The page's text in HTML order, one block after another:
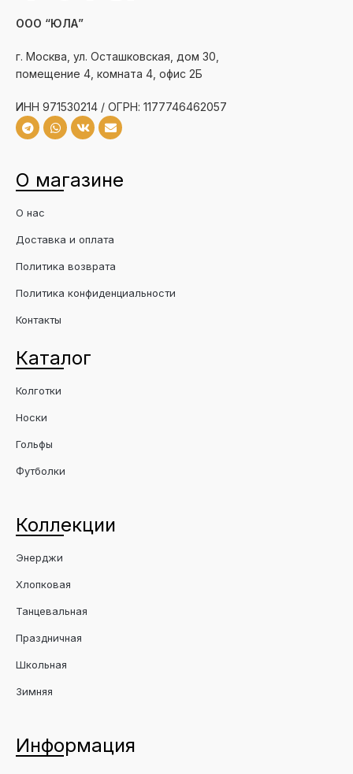
ООО “ЮЛА”
г. Москва, ул. Осташковская, дом 30,
помещение 4, комната 4, офис 2Б
ИНН 971530214 / ОГРН: 1177746462057
О магазине
О нас
Доставка и оплата
Политика возврата
Политика конфиденциальности
Контакты
Каталог
Колготки
Носки
Гольфы
Футболки
Коллекции
Энерджи
Хлопковая
Танцевальная
Праздничная
Школьная
Зимняя
Информация